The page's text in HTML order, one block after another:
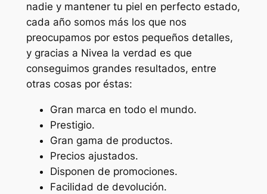
nadie y mantener tu piel en perfecto estado,
cada año somos más los que nos
preocupamos por estos pequeños detalles,
y gracias a Nivea la verdad es que
conseguimos grandes resultados, entre
otras cosas por éstas:
Gran marca en todo el mundo.
Prestigio.
Gran gama de productos.
Precios ajustados.
Disponen de promociones.
Facilidad de devolución.